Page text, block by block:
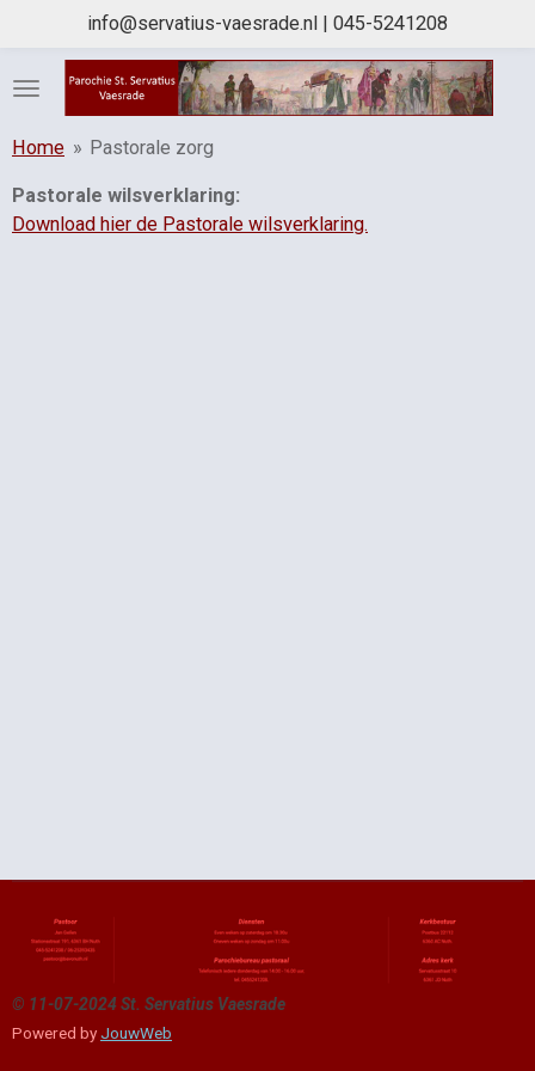
naar
hoofdinhoud
info@servatius-vaesrade.nl | 045-5241208
Home » Pastorale zorg
Pastorale wilsverklaring:
Download hier de Pastorale wilsverklaring.
© 11-07-2024 St. Servatius Vaesrade
Powered by JouwWeb